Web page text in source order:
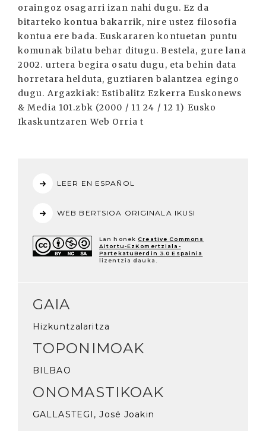
LEER EN ESPAÑOL
WEB BERTSIOA ORIGINALA IKUSI
Lan honek Creative Commons
Aitortu-EzKomertziala-
PartekatuBerdin 3.0 Espainia
lizentzia dauka.
GAIA
Hizkuntzalaritza
TOPONIMOAK
BILBAO
ONOMASTIKOAK
GALLASTEGI, José Joakin